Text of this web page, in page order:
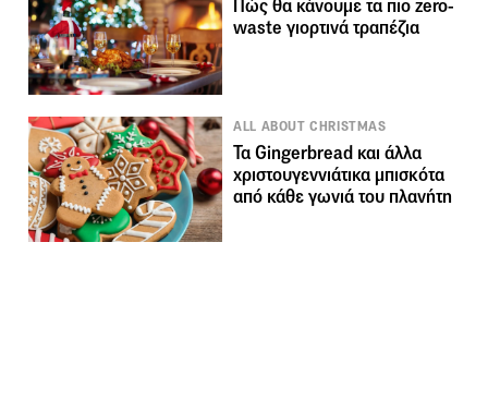
Πώς θα κάνουμε τα πιο zero-
waste γιορτινά τραπέζια
ALL ABOUT CHRISTMAS
Τα Gingerbread και άλλα
χριστουγεννιάτικα μπισκότα
από κάθε γωνιά του πλανήτη